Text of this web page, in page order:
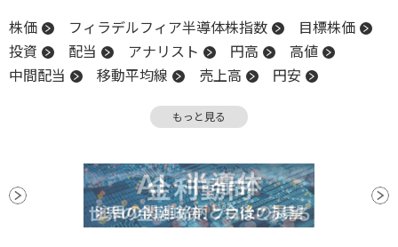
株価 フィラデルフィア半導体株指数
目標株価
投資
配当 アナリスト 円高
高値
中間配当
移動平均線 売上高
円安
増益 反発
もっと見る